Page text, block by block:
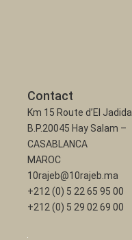
Contact
Km 15 Route d’El Jadida
B.P.20045 Hay Salam –
CASABLANCA
MAROC
10rajeb@10rajeb.ma
+212 (0) 5 22 65 95 00
+212 (0) 5 29 02 69 00